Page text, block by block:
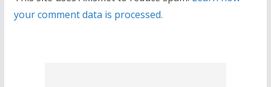
your comment data is processed.